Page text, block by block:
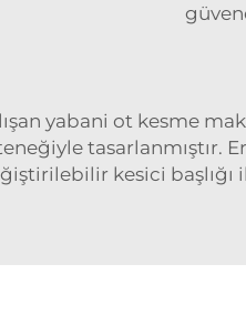
yabani ot kesme
tasarlanmıştır.
kesici